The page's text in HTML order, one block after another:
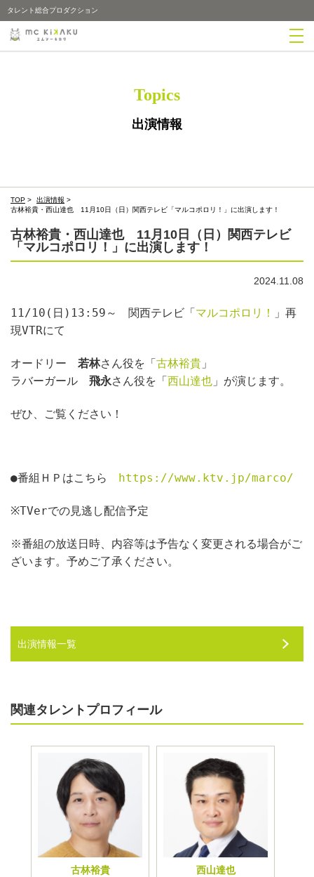
タレント総合プロダクション
Topics
出演情報
TOP > 出演情報 >
古林裕貴・西山達也 11月10日（日）関西テレビ「マルコポロリ！」に出演します！
古林裕貴・西山達也 11月10日（日）関西テレビ
「マルコポロリ！」に出演します！
2024.11.08
11/10(日)13:59～　関西テレビ「マルコポロリ！
」再
現VTRにて
オードリー 若林さん役を「古林裕貴 」
ラバーガール 飛永さん役を「西山達也 」が演じます。
ぜひ、ご覧ください！
●番組ＨＰはこちら https://www.ktv.jp/marco/
※TVerでの見逃し配信予定
※番組の放送日時、内容等は予告なく変更される場合がご
ざいます。予めご了承ください。
出演情報一覧
関連タレントプロフィール
古林裕貴 西山達也